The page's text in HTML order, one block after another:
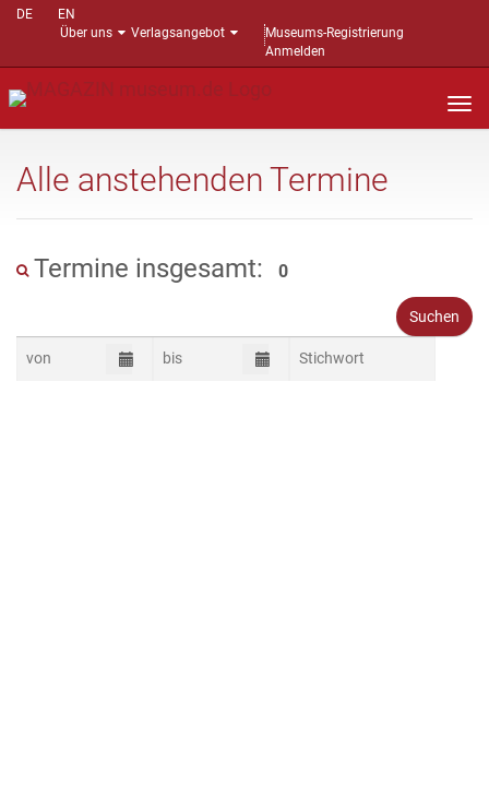
DE
EN
Über uns
Verlagsangebot
Museums-Registrierung
Anmelden
Alle anstehenden Termine
Termine insgesamt: 0